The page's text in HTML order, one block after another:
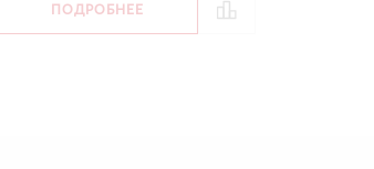
ПОДРОБНЕЕ